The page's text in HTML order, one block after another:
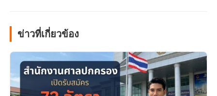
ข่าวที่เกี่ยวข้อง